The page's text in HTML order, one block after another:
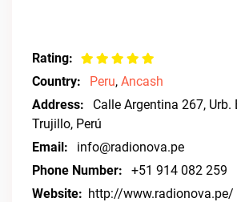
Rating:
Country:
Peru, Ancash
Address:
Calle Argentina 267, Urb.
Trujillo, Perú
Email:
info@radionova.pe
Phone Number:
+51 914 082 259
Website: http://www.radionova.pe/